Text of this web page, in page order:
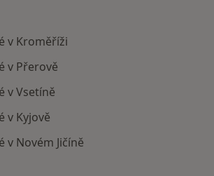
v Kroměříži
v Přerově
v Vsetíně
v Kyjově
v Novém Jičíně